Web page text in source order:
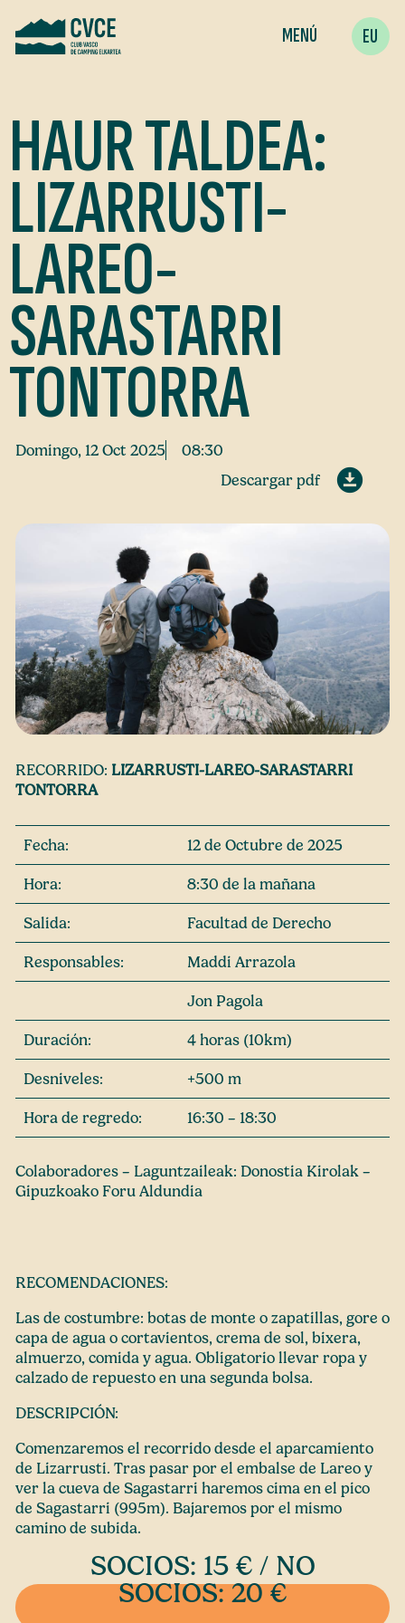
MENÚ EU
HAUR TALDEA:
LIZARRUSTI-
LAREO-
SARASTARRI
TONTORRA
Domingo, 12 Oct 2025
08:30
Descargar pdf
RECORRIDO: LIZARRUSTI-LAREO-SARASTARRI
TONTORRA
Fecha: 12 de Octubre de 2025
Hora: 8:30 de la mañana
Salida: Facultad de Derecho
Responsables: Maddi Arrazola
Jon Pagola
Duración: 4 horas (10km)
Desniveles: +500 m
Hora de regredo: 16:30 – 18:30
Colaboradores – Laguntzaileak: Donostia Kirolak –
Gipuzkoako Foru Aldundia
RECOMENDACIONES:
Las de costumbre: botas de monte o zapatillas, gore o
capa de agua o cortavientos, crema de sol, bixera,
almuerzo, comida y agua. Obligatorio llevar ropa y
calzado de repuesto en una segunda bolsa.
DESCRIPCIÓN:
Comenzaremos el recorrido desde el aparcamiento
de Lizarrusti. Tras pasar por el embalse de Lareo y
ver la cueva de Sagastarri haremos cima en el pico
de Sagastarri (995m). Bajaremos por el mismo
camino de subida.
SOCIOS: 15 € / NO
SOCIOS: 20 €